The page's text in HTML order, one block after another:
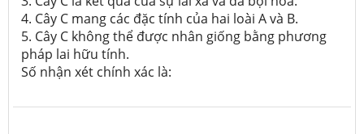
4. Cây C mang các đặc tính của hai loài A và B.
5. Cây C không thể được nhân giống bằng phương
pháp lai hữu tính.
Số nhận xét chính xác là: